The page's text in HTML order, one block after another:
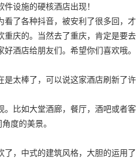
设施的硬核酒店出现！
了各种抖音，被安利了很多回，才
庆的。当然去了重庆，肯定是要去
酒店给朋友们。希望你们喜欢哦。
太棒了，可以说这家酒店刷新了许
比如大堂酒廊，餐厅，酒吧或者客
度的美景。
，中式的建筑风格，大胆的运用了